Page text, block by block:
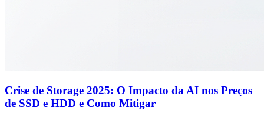
Crise de Storage 2025: O Impacto da AI nos Preços
de SSD e HDD e Como Mitigar